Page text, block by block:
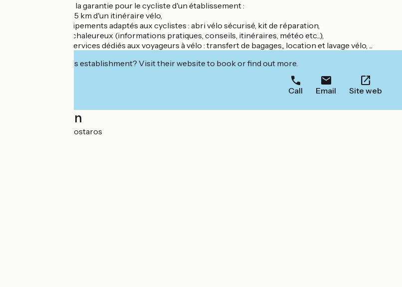
Accueil Vélo, c'est la garantie pour le cycliste d'un établissement :
- Situé à moins de 5 km d'un itinéraire vélo,
- Disposant d'équipements adaptés aux cyclistes : abri vélo sécurisé, kit de réparation,
- Avec un accueil chaleureux (informations pratiques, conseils, itinéraires, météo etc...),
- Qui fournit des services dédiés aux voyageurs à vélo : transfert de bagages,, location et lavage vélo, ...
Interested in this establishment? Visit their website to book or find out more.
Call Email Site web
Localisation
Le bourg 43490 Costaros